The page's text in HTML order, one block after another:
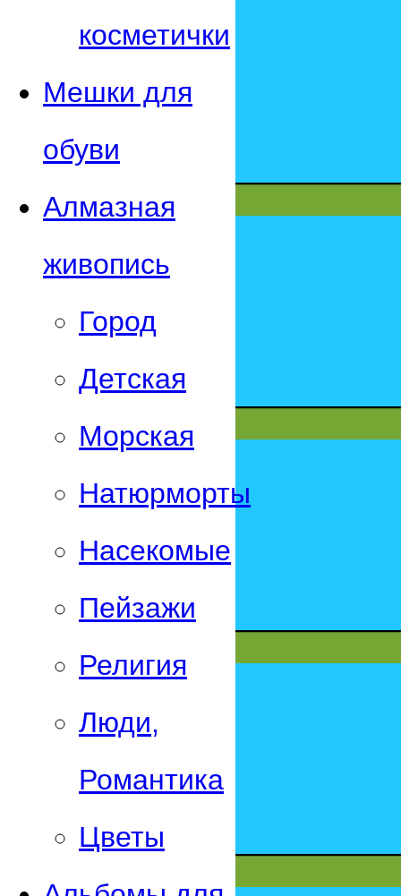
косметички
Мешки для
обуви
Алмазная
живопись
Город
Детская
Морская
Натюрморты
Насекомые
Пейзажи
Религия
Люди,
Романтика
Цветы